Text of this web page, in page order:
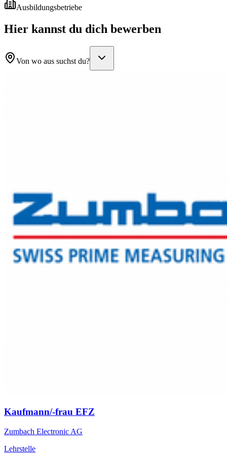
Ausbildungsbetriebe
Hier kannst du dich bewerben
Von wo aus suchst du?
Kaufmann/-frau EFZ
Zumbach Electronic AG
Lehrstelle